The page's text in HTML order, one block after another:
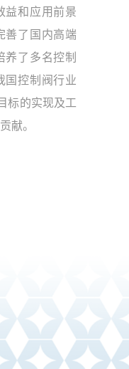
益和应用前景
善了国内高端
养了多名控制
国控制阀行业
标的实现及工
献。